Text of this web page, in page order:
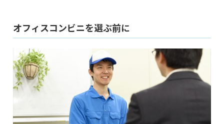
オフィスコンビニを選ぶ前に